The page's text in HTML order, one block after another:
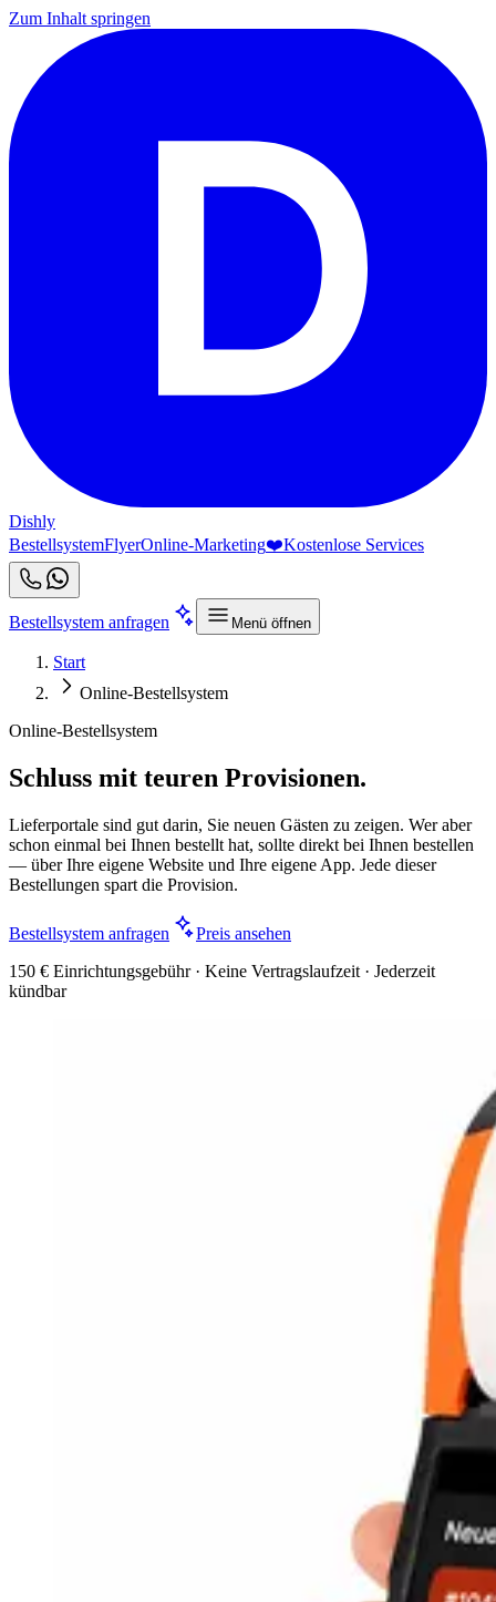
Zum Inhalt springen
Dishly
BestellsystemFlyerOnline-Marketing❤️Kostenlose Services
Bestellsystem anfragen Menü öffnen
Start
Online-Bestellsystem
Online-Bestellsystem
Schluss mit teuren Provisionen.
Lieferportale sind gut darin, Sie neuen Gästen zu zeigen. Wer aber
schon einmal bei Ihnen bestellt hat, sollte direkt bei Ihnen bestellen
— über Ihre eigene Website und Ihre eigene App. Jede dieser
Bestellungen spart die Provision.
Bestellsystem anfragen
Preis ansehen
150 € Einrichtungsgebühr · Keine Vertragslaufzeit · Jederzeit
kündbar